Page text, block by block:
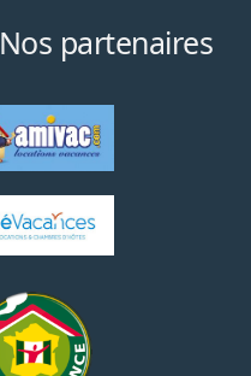
Nos partenaires